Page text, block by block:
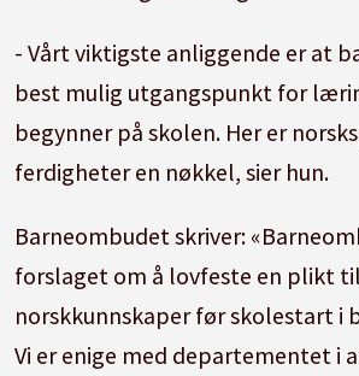
- Vårt viktigste anliggende er at
best mulig utgangspunkt for
begynner på skolen. Her er
ferdigheter en nøkkel, sier hun.
Barneombudet skriver:
forslaget om å lovfeste en plikt
norskkunnskaper før skolestart i
Vi er enige med departementet i